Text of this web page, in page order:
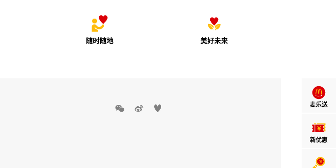
随时随地 美好未来
麦乐送
新优惠
  